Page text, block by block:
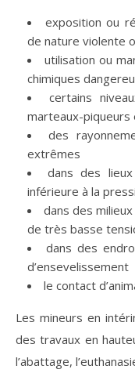
exposition ou
de nature violente
utilisation ou
chimiques
certains
marteaux-piqueurs
des
extrêmes
dans des
inférieure à la
dans des
de très basse
dans des
d’ensevelissement
le contact
Les mineurs en
des travaux en
l’abattage,